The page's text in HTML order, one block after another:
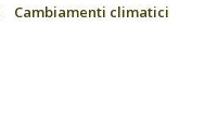
Cambiamenti climatici